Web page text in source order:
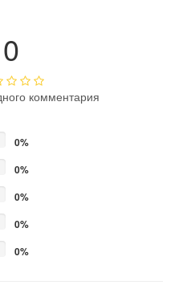
0
комментария
0%
0%
0%
0%
0%